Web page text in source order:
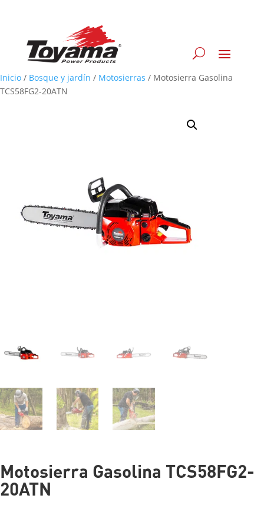
Inicio / Bosque y jardín / Motosierras / Motosierra Gasolina
TCS58FG2-20ATN
Motosierra Gasolina TCS58FG2-
20ATN